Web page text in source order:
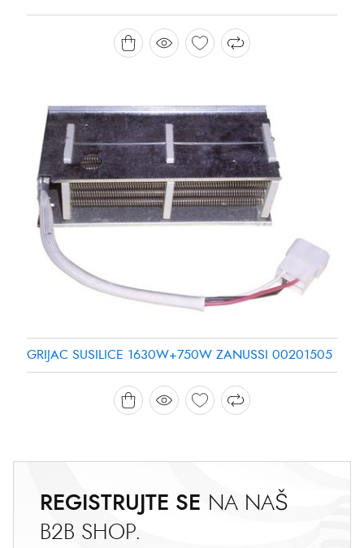
GRIJAC SUSILICE 1630W+750W ZANUSSI 00201505
REGISTRUJTE SE NA NAŠ
B2B SHOP.